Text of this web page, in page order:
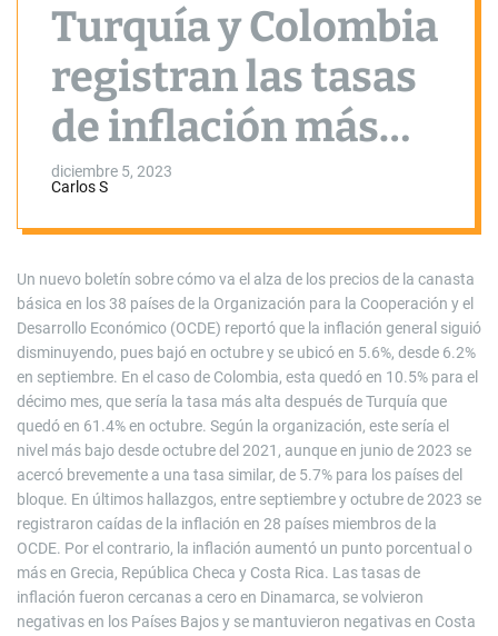
Turquía y Colombia
registran las tasas
de inflación más
altas de la OCDE en
octubre
diciembre 5, 2023
Carlos S
Un nuevo boletín sobre cómo va el alza de los precios de la canasta
básica en los 38 países de la Organización para la Cooperación y el
Desarrollo Económico (OCDE) reportó que la inflación general siguió
disminuyendo, pues bajó en octubre y se ubicó en 5.6%, desde 6.2%
en septiembre. En el caso de Colombia, esta quedó en 10.5% para el
décimo mes, que sería la tasa más alta después de Turquía que
quedó en 61.4% en octubre. Según la organización, este sería el
nivel más bajo desde octubre del 2021, aunque en junio de 2023 se
acercó brevemente a una tasa similar, de 5.7% para los países del
bloque. En últimos hallazgos, entre septiembre y octubre de 2023 se
registraron caídas de la inflación en 28 países miembros de la
OCDE. Por el contrario, la inflación aumentó un punto porcentual o
más en Grecia, República Checa y Costa Rica. Las tasas de
inflación fueron cercanas a cero en Dinamarca, se volvieron
negativas en los Países Bajos y se mantuvieron negativas en Costa